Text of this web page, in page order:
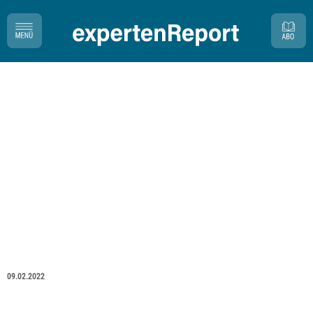
09.02.2022